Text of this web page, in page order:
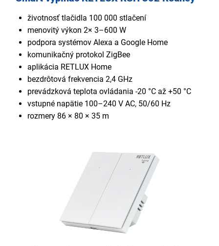
životnosť tlačidla 100 000 stlačení
menovitý výkon 2× 3–600 W
podpora systémov Alexa a Google Home
komunikačný protokol ZigBee
aplikácia RETLUX Home
bezdrôtová frekvencia 2,4 GHz
prevádzková teplota ovládania -20 °C až +50 °C
vstupné napätie 100–240 V AC, 50/60 Hz
rozmery 86 × 80 × 35 m